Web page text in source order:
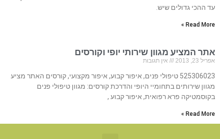
עד ההכי גדולים שיש.
Read More »
אתר המציע מגוון שירותי יופי וקורסים
אפריל 23, 2013 אין תגובות
525306023 טיפולי פנים, איפור קבוע, איפור מקצועי, קורסים האתר מציע
מגוון שירותים בתחומיי היופי והדרכת קורסים: מגוון טיפולי פנים
בקוסמטיקה פרא רפואית, איפור קבוע ,
Read More »